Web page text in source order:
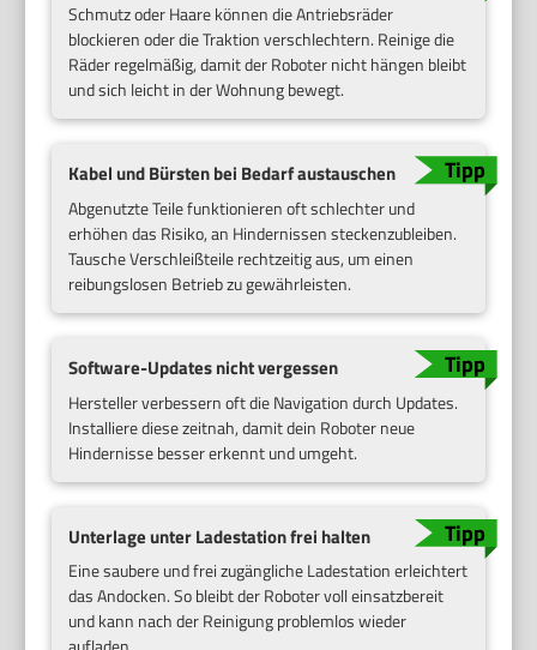
Schmutz oder Haare können die Antriebsräder
blockieren oder die Traktion verschlechtern. Reinige die
Räder regelmäßig, damit der Roboter nicht hängen bleibt
und sich leicht in der Wohnung bewegt.
Kabel und Bürsten bei Bedarf austauschen
Abgenutzte Teile funktionieren oft schlechter und
erhöhen das Risiko, an Hindernissen steckenzubleiben.
Tausche Verschleißteile rechtzeitig aus, um einen
reibungslosen Betrieb zu gewährleisten.
Software-Updates nicht vergessen
Hersteller verbessern oft die Navigation durch Updates.
Installiere diese zeitnah, damit dein Roboter neue
Hindernisse besser erkennt und umgeht.
Unterlage unter Ladestation frei halten
Eine saubere und frei zugängliche Ladestation erleichtert
das Andocken. So bleibt der Roboter voll einsatzbereit
und kann nach der Reinigung problemlos wieder